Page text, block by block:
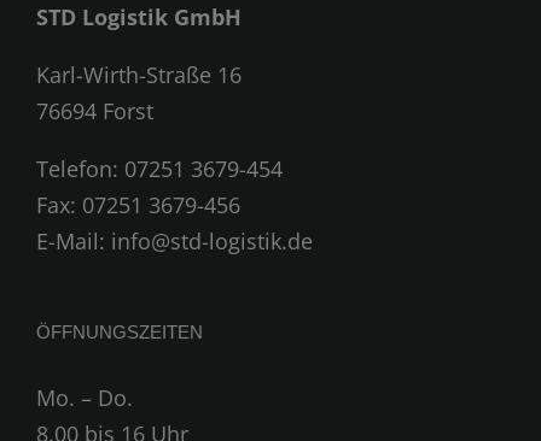
STD Logistik GmbH
Karl-Wirth-Straße 16
76694 Forst
Telefon: 07251 3679-454
Fax: 07251 3679-456
E-Mail: info@std-logistik.de
ÖFFNUNGSZEITEN
Mo. – Do.
8.00 bis 16 Uhr